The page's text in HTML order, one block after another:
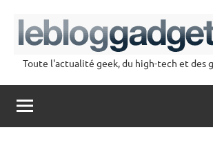
contenu
lebloggadget
Toute l'actualité geek, du high-tech et des